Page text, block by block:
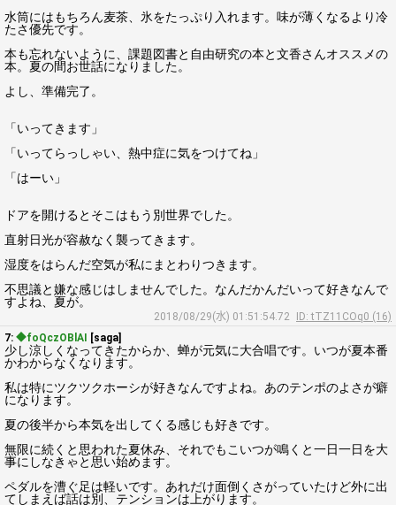
水筒にはもちろん麦茶、氷をたっぷり入れます。味が薄くなるより冷
たさ優先です。
本も忘れないように、課題図書と自由研究の本と文香さんオススメの
本。夏の間お世話になりました。
よし、準備完了。
「いってきます」
「いってらっしゃい、熱中症に気をつけてね」
「はーい」
ドアを開けるとそこはもう別世界でした。
直射日光が容赦なく襲ってきます。
湿度をはらんだ空気が私にまとわりつきます。
不思議と嫌な感じはしませんでした。なんだかんだいって好きなんで
すよね、夏が。
2018/08/29(水) 01:51:54.72
ID: tTZ11COq0 (16)
7: ◆foQczOBlAI [saga]
少し涼しくなってきたからか、蝉が元気に大合唱です。いつが夏本番
かわからなくなります。
私は特にツクツクホーシが好きなんですよね。あのテンポのよさが癖
になります。
夏の後半から本気を出してくる感じも好きです。
無限に続くと思われた夏休み、それでもこいつが鳴くと一日一日を大
事にしなきゃと思い始めます。
ペダルを漕ぐ足は軽いです。あれだけ面倒くさがっていたけど外に出
てしまえば話は別、テンションは上がります。